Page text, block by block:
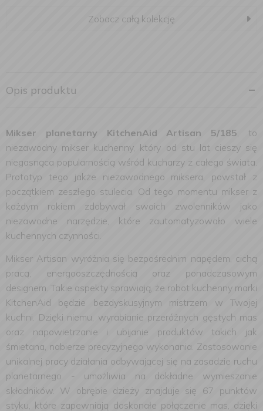
Zobacz całą kolekcję
Opis produktu
Mikser planetarny KitchenAid Artisan 5/185, to
niezawodny mikser kuchenny, który od stu lat cieszy się
niegasnąca popularnością wśród kucharzy z całego świata.
Prototyp tego jakże niezawodnego miksera, powstał z
początkiem zeszłego stulecia. Od tego momentu mikser z
każdym rokiem zdobywał swoich zwolenników jako
niezawodne narzędzie, które zautomatyzowało wiele
kuchennych czynności.
Mikser Artisan wyróżnia się bezpośrednim napędem, cichą
pracą, energooszczędnością oraz ponadczasowym
designem. Takie aspekty sprawiają, że robot kuchenny marki
KitchenAid będzie bezdyskusyjnym mistrzem w Twojej
kuchni. Dzięki niemu, wyrabianie przeróżnych gęstych mas
oraz napowietrzanie i ubijanie produktów takich jak
śmietana, nabierze precyzyjnego wykonania. Zastosowanie
unikalnej pracy działania odbywającej się na zasadzie ruchu
planetarnego - umożliwia na dokładne wymieszanie
składników. W obrębie dzieży znajduje się 67 punktów
styku, które zapewniają doskonałe połączenie mas, dzięki